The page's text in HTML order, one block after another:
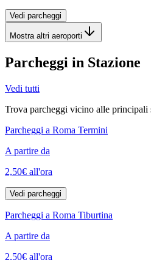
Vedi parcheggi
Mostra altri aeroporti
Parcheggi in Stazione
Vedi tutti
Trova parcheggi vicino alle principali
Parcheggi a Roma Termini
A partire da
2,50€ all'ora
Vedi parcheggi
Parcheggi a Roma Tiburtina
A partire da
2,50€ all'ora